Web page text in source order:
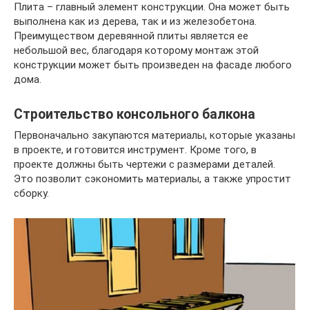
Плита – главный элемент конструкции. Она может быть
выполнена как из дерева, так и из железобетона.
Преимуществом деревянной плиты является ее
небольшой вес, благодаря которому монтаж этой
конструкции может быть произведен на фасаде любого
дома.
Строительство консольного балкона
Первоначально закупаются материалы, которые указаны
в проекте, и готовится инструмент. Кроме того, в
проекте должны быть чертежи с размерами деталей.
Это позволит сэкономить материалы, а также упростит
сборку.